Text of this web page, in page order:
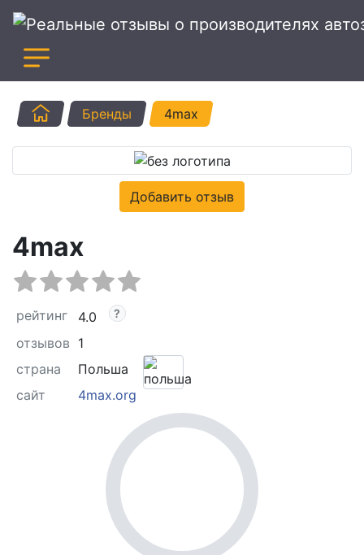
ГлавнаяБренды 4max
Добавить отзыв
4max
рейтинг
4.0
отзывов 1
страна
Польша
сайт
4max.org